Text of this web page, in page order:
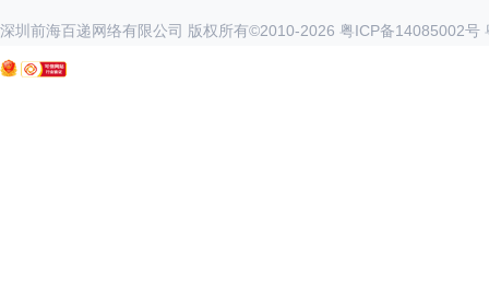
深圳前海百递网络有限公司 版权所有©2010-2026 粤ICP备14085002号